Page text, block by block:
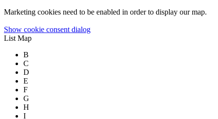
Marketing cookies need to be enabled in order to display our map.
Show cookie consent dialog
List Map
B
C
D
E
F
G
H
I